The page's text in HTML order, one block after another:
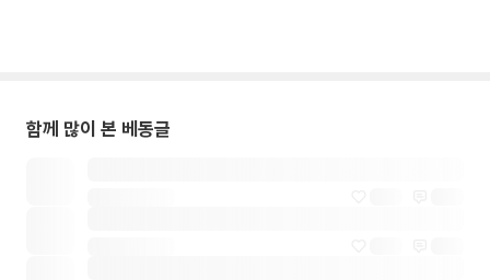
함께 많이 본 베동글